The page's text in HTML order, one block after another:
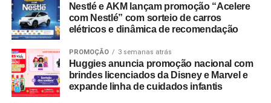
Nestlé e AKM lançam promoção “Acelere
com Nestlé” com sorteio de carros
elétricos e dinâmica de recomendação
PROMOÇÃO 3 semanas atrás
Huggies anuncia promoção nacional com
brindes licenciados da Disney e Marvel e
expande linha de cuidados infantis